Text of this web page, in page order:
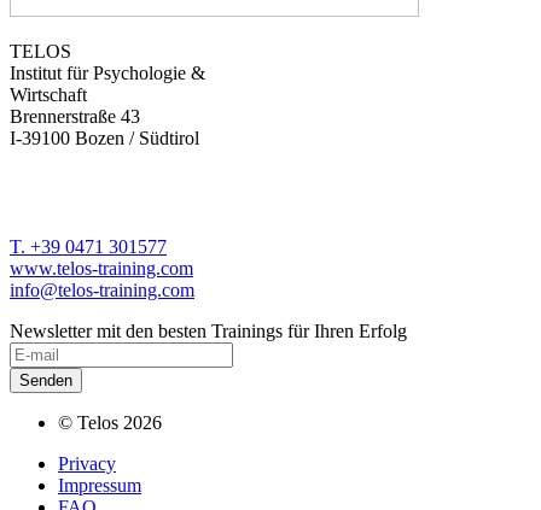
TELOS
Institut für Psychologie &
Wirtschaft
Brennerstraße 43
I-39100 Bozen / Südtirol
T. +39 0471 301577
www.telos-training.com
info@telos-training.com
Newsletter mit den besten Trainings für Ihren Erfolg
© Telos 2026
Privacy
Impressum